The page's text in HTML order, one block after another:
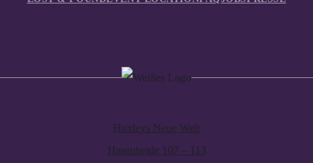
Huxleys Neue Welt
Hasenheide 107 – 113